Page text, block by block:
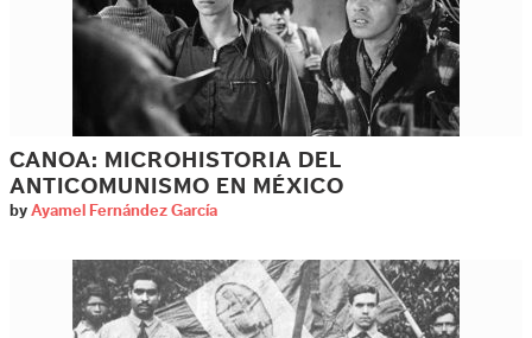
CANOA: MICROHISTORIA DEL
ANTICOMUNISMO EN MÉXICO
by Ayamel Fernández García